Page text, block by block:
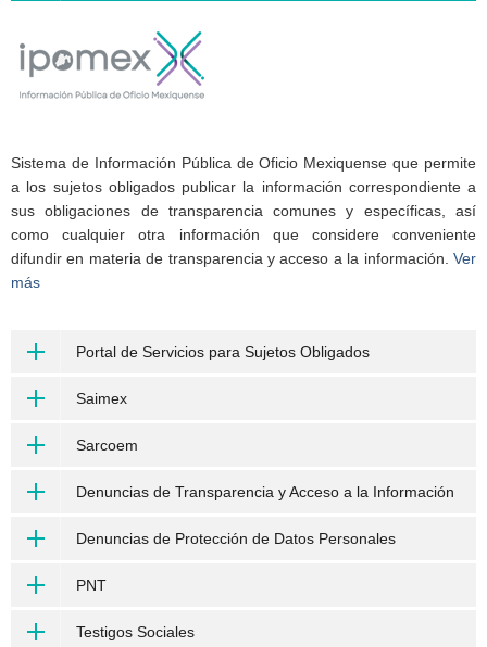
Sistema de Información Pública de Oficio Mexiquense que permite
a los sujetos obligados publicar la información correspondiente a
sus obligaciones de transparencia comunes y específicas, así
como cualquier otra información que considere conveniente
difundir en materia de transparencia y acceso a la información. Ver
más
Portal de Servicios para Sujetos Obligados
Saimex
Sarcoem
Denuncias de Transparencia y Acceso a la Información
Denuncias de Protección de Datos Personales
PNT
Testigos Sociales